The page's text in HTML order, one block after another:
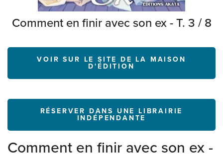
Comment en finir avec son ex - T. 3 / 8
VOIR SUR LE SITE DE LA MAISON
D'ÉDITION
RÉSERVER DANS UNE LIBRAIRIE
INDÉPENDANTE
Comment en finir avec son ex -